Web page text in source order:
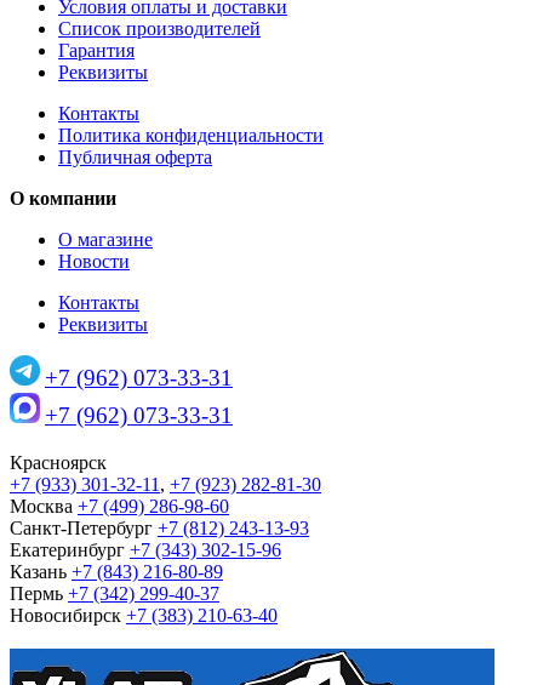
Условия оплаты и доставки
Список производителей
Гарантия
Реквизиты
Контакты
Политика конфиденциальности
Публичная оферта
О компании
О магазине
Новости
Контакты
Реквизиты
+7 (962) 073-33-31
+7 (962) 073-33-31
Красноярск
+7 (933) 301-32-11 , +7 (923) 282-81-30
Москва +7 (499) 286-98-60
Санкт-Петербург +7 (812) 243-13-93
Екатеринбург +7 (343) 302-15-96
Казань +7 (843) 216-80-89
Пермь +7 (342) 299-40-37
Новосибирск +7 (383) 210-63-40